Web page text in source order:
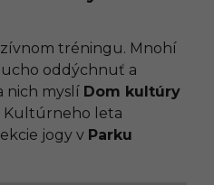
tréningu. Mnohí
oddýchnuť a
nich myslí Dom kultúry
Kultúrneho leta
jogy v Parku